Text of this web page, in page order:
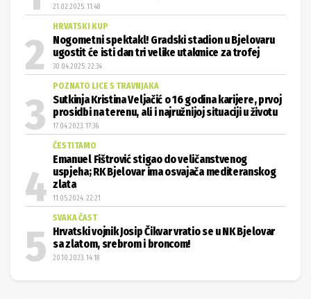
21.02.2025. 11:48
HRVATSKI KUP
Nogometni spektakl! Gradski stadion u Bjelovaru
ugostit će isti dan tri velike utakmice za trofej
30.04.2025. 22:34
POZNATO LICE S TRAVNJAKA
Sutkinja Kristina Veljačić o 16 godina karijere, prvoj
prosidbi na terenu, ali i najružnijoj situaciji u životu
17.04.2023. 17:36
ČESTITAMO
Emanuel Fištrović stigao do veličanstvenog
uspjeha; RK Bjelovar ima osvajača mediteranskog
zlata
11.05.2024. 22:21
SVAKA ČAST
Hrvatski vojnik Josip Čikvar vratio se u NK Bjelovar
sa zlatom, srebrom i broncom!
20.10.2023. 14:18